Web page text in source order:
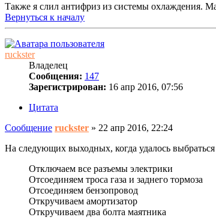
Также я слил антифриз из системы охлаждения.
Вернуться к началу
ruckster
Владелец
Сообщения: 147
Зарегистрирован: 16 апр 2016, 07:56
Цитата
Сообщение ruckster » 22 апр 2016, 22:24
На следующих выходных, когда удалось
Отключаем все разъемы электрики
Отсоединяем троса газа и заднего тормоза
Отсоединяем бензопровод
Откручиваем амортизатор
Откручиваем два болта маятника